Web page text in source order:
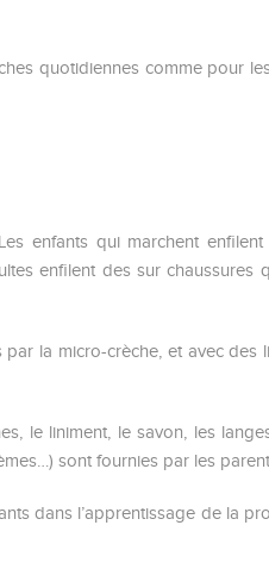
quotidiennes comme pour
enfants qui marchent
enfilent des sur chaussures
la micro-crèche, et avec des
le liniment, le savon, les
sont fournies par les
dans l’apprentissage de la